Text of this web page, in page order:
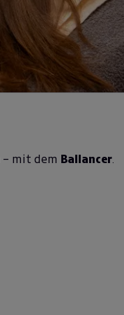
– mit dem Ballancer